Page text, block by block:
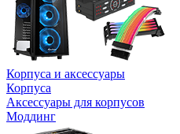
Корпуса и аксессуары
Корпуса
Аксессуары для корпусов
Моддинг